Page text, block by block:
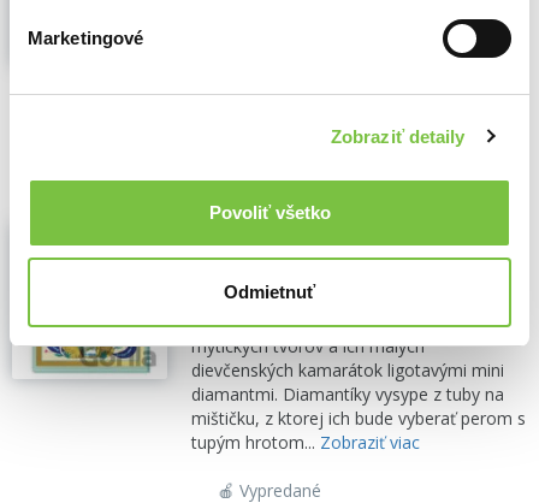
Marketingové
Zobraziť detaily
Povoliť všetko
Odmietnuť
Do košíka
Melissa Castrillon,Djeco(2021)
Malá kreatívna sada z kolekcie Artistic.
Dieťa dotvorí 4 obrázky obrovských
mýtických tvorov a ich malých
dievčenských kamarátok ligotavými mini
diamantmi. Diamantíky vysype z tuby na
mištičku, z ktorej ich bude vyberať perom s
tupým hrotom... Zobraziť viac
🍎 Vypredané